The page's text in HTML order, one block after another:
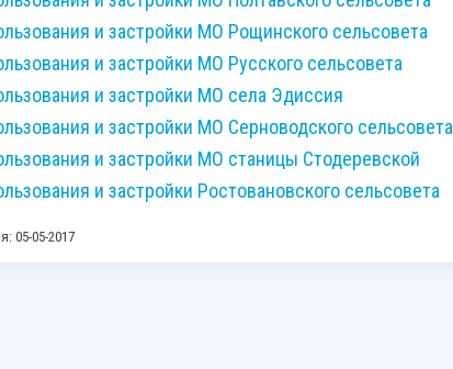
и застройки МО Рощинского сельсовета
и застройки МО Русского сельсовета
и застройки МО села Эдиссия
и застройки МО Серноводского сельсовета
и застройки МО станицы Стодеревской
и застройки Ростовановского сельсовета
05-05-2017